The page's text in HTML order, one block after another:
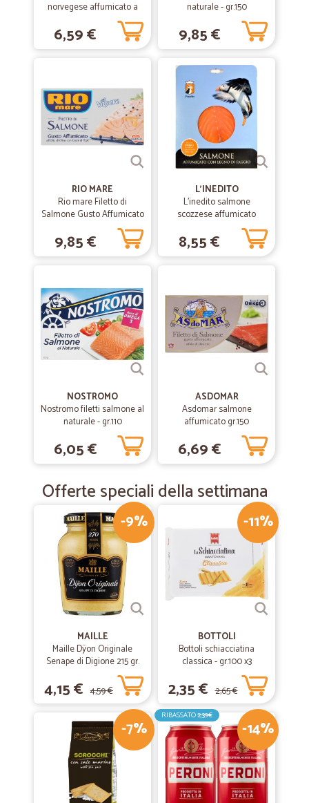
Tutto ottimo
Molto bene, sono sicuro che eseguirò altri ordini.
Luca camillo D.
Servizio come da aspettativa e puntuale
Servizio come da aspettativa e puntuale
—.
Ottimo negozio
Ottimo negozio, spedizione veloce e imballaggio perfetto,
sicuramente continuerò a comprare da loro
norvegese affumicato a
6,59 €
naturale - gr.150
9,85 €
RIO MARE
Rio mare Filetto di
Salmone Gusto Affumicato
all'Olio di Oliva con Grani di
Pepe al Vapore 150 gr.
9,85 €
L'INEDITO
L'inedito salmone
scozzese affumicato
8,55 €
NOSTROMO
Nostromo filetti salmone al
naturale - gr.110
6,05 €
ASDOMAR
Asdomar salmone
affumicato gr.150
6,69 €
Offerte speciali della settimana
-9%
MAILLE
Maille Dÿon Originale
Senape di Digione 215 gr.
4,15 € 4,59 €
-11%
BOTTOLI
Bottoli schiacciatina
classica - gr.100 x3
2,35 € 2,65 €
-7% -14%
RIBASSATO2,39€